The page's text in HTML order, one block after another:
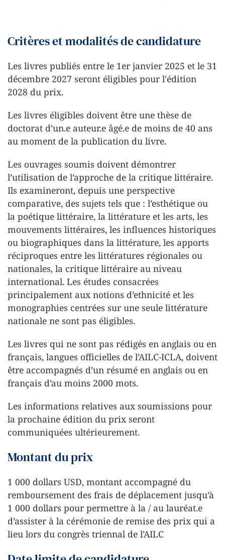
Critères et modalités de candidature
Les livres publiés entre le 1er janvier 2025 et le 31
décembre 2027 seront éligibles pour l'édition
2028 du prix.
Les livres éligibles doivent être une thèse de
doctorat d’un.e auteur.e âgé.e de moins de 40 ans
au moment de la publication du livre.
Les ouvrages soumis doivent démontrer
l’utilisation de l’approche de la critique littéraire.
Ils examineront, depuis une perspective
comparative, des sujets tels que : l’esthétique ou
la poétique littéraire, la littérature et les arts, les
mouvements littéraires, les influences historiques
ou biographiques dans la littérature, les apports
réciproques entre les littératures régionales ou
nationales, la critique littéraire au niveau
international. Les études consacrées
principalement aux notions d’ethnicité et les
monographies centrées sur une seule littérature
nationale ne sont pas éligibles.
Les livres qui ne sont pas rédigés en anglais ou en
français, langues officielles de l’AILC-ICLA, doivent
être accompagnés d’un résumé en anglais ou en
français d’au moins 2000 mots.
Les informations relatives aux soumissions pour
la prochaine édition du prix seront
communiquées ultérieurement.
Montant du prix
1 000 dollars USD, montant accompagné du
remboursement des frais de déplacement jusqu’à
1 000 dollars pour permettre à la / au lauréat.e
d’assister à la cérémonie de remise des prix qui a
lieu lors du congrès triennal de l’AILC